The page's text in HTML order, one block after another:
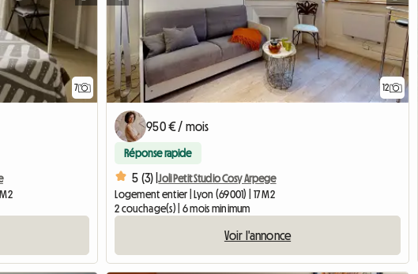
7 12
950 € / mois
Réponse rapide
5 (3) |Joli Petit Studio Cosy Arpege
Logement entier | Lyon (69001) | 17 M2
2 couchage(s) | 6 mois minimum
Voir l'annonce